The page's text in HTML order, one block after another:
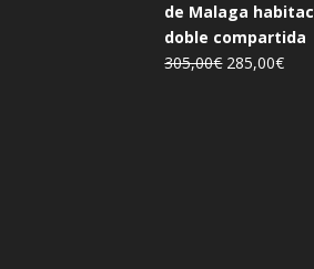
de Malaga
doble compartida
305,00€ El
285,00€El